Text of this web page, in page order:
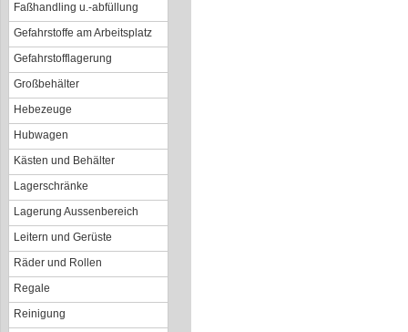
Faßhandling u.-abfüllung
Gefahrstoffe am Arbeitsplatz
Gefahrstofflagerung
Großbehälter
Hebezeuge
Hubwagen
Kästen und Behälter
Lagerschränke
Lagerung Aussenbereich
Leitern und Gerüste
Räder und Rollen
Regale
Reinigung